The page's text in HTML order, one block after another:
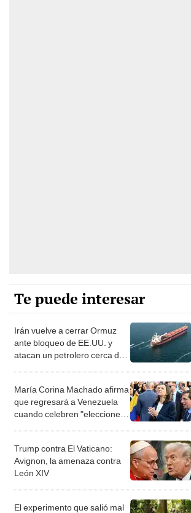
Te puede interesar
Irán vuelve a cerrar Ormuz
ante bloqueo de EE.UU. y
atacan un petrolero cerca del
María Corina Machado afirma
que regresará a Venezuela
cuando celebren "elecciones
Trump contra El Vaticano:
Avignon, la amenaza contra
León XIV
El experimento que salió mal